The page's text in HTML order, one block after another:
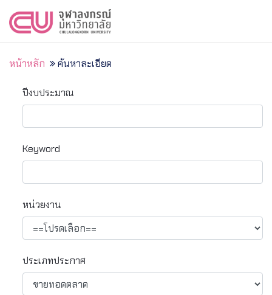
หน้าหลัก ค้นหาละเอียด
ปีงบประมาณ
Keyword
หน่วยงาน
ประเภทประกาศ